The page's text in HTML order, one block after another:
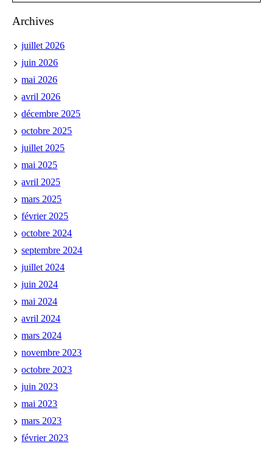
Archives
juillet 2026
juin 2026
mai 2026
avril 2026
décembre 2025
octobre 2025
juillet 2025
mai 2025
avril 2025
mars 2025
février 2025
octobre 2024
septembre 2024
juillet 2024
juin 2024
mai 2024
avril 2024
mars 2024
novembre 2023
octobre 2023
juin 2023
mai 2023
mars 2023
février 2023